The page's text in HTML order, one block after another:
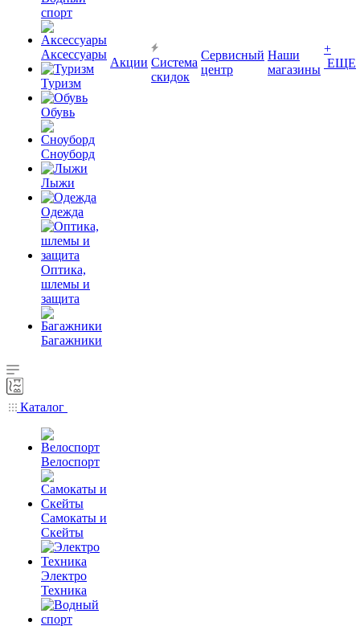
спорт
Аксессуары
Туризм
Обувь
Сноуборд
Лыжи
Одежда
Оптика,
шлемы и
защита
Багажники
Акции Система
скидок
Сервисный
центр
Наши
магазины
+
ЕЩЕ
Каталог
Велоспорт
Самокаты и
Скейты
Электро
Техника